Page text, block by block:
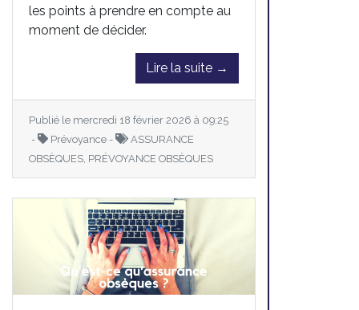
les points à prendre en compte au
moment de décider.
Lire la suite →
Publié le mercredi 18 février 2026 à 09:25
-
Prévoyance -
ASSURANCE
OBSÈQUES, PRÉVOYANCE OBSÈQUES